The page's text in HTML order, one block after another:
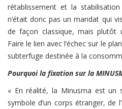
rétablissement et la
n’était donc pas un mandat qui
de façon classique, mais plutôt
Faire le lien avec l’échec sur le
subterfuge destinée à la
Pourquoi la fixation sur la
« En réalité, la Minusma est un
symbole d’un corps étranger, de